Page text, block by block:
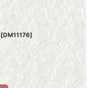
[DM11176]